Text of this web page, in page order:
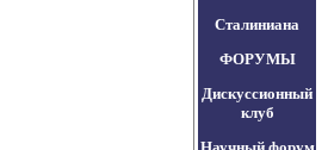
Сталиниана
ФОРУМЫ
Дискуссионный
клуб